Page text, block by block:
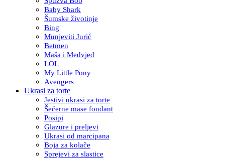
Baby Shark
Šumske životinje
Bing
Munjeviti Jurić
Betmen
Maša i Medvjed
LOL
My Little Pony
Avengers
Ukrasi za torte
Jestivi ukrasi za torte
Šečerne mase fondant
Posipi
Glazure i preljevi
Ukrasi od marcipana
Boja za kolače
Sprejevi za slastice